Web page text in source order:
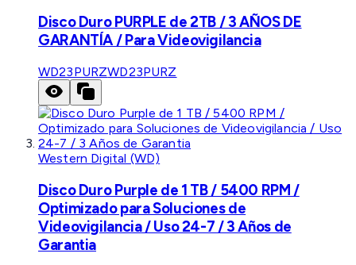
Disco Duro PURPLE de 2TB / 3 AÑOS DE
GARANTÍA / Para Videovigilancia
WD23PURZWD23PURZ
Western Digital (WD)
Disco Duro Purple de 1 TB / 5400 RPM /
Optimizado para Soluciones de
Videovigilancia / Uso 24-7 / 3 Años de
Garantia